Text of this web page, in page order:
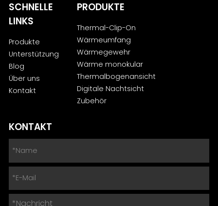
SCHNELLE
LINKS
Produkte
Unterstützung
Blog
Über uns
Kontakt
PRODUKTE
Thermal-Clip-On
Wärmeumfang
Wärmegewehr
Wärme monokular
Thermalbogenansicht
Digitale Nachtsicht
Zubehör
KONTAKT